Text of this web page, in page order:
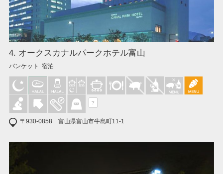
4. オークスカナルパークホテル富山
バンケット 宿泊
?
〒930-0858 富山県富山市牛島町11-1